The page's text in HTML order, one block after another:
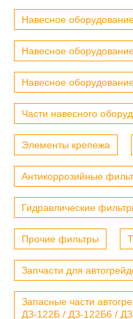
Навесное
Навесное
Навесное
Части навесного
Элементы крепежа
Антикоррозийные
Гидравлические
Прочие фильтры
Запчасти для
Запасные части
ДЗ-122Б / ДЗ-122Б6 /